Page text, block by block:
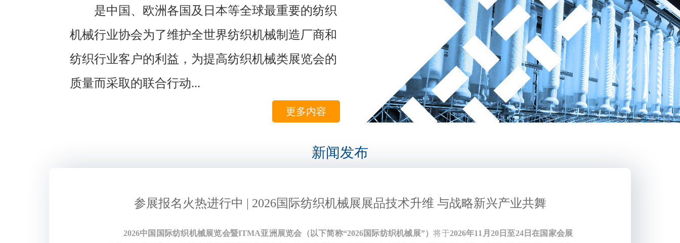
是中国、欧洲各国及日本等全球最重要的纺织
机械行业协会为了维护全世界纺织机械制造厂商和
纺织行业客户的利益，为提高纺织机械类展览会的
质量而采取的联合行动...
更多内容
新闻发布
参展报名火热进行中 | 2026国际纺织机械展展品技术升维 与战略新兴产业共舞
2026中国国际纺织机械展览会暨ITMA亚洲展览会（以下简称“2026国际纺织机械展”）将于2026年11月20日至24日在国家会展